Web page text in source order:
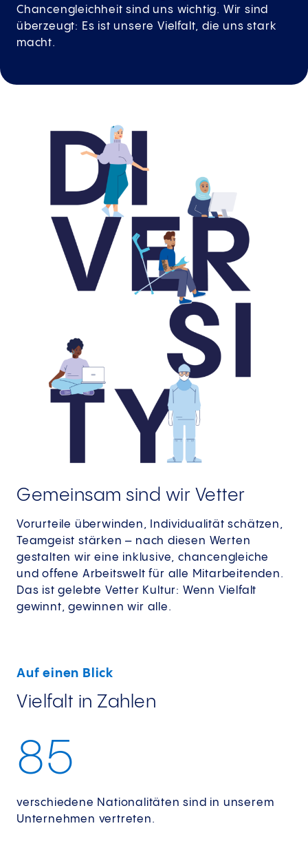
Chancengleichheit sind uns wichtig. Wir sind
überzeugt: Es ist unsere Vielfalt, die uns stark
macht.
Gemeinsam sind wir Vetter
Vorurteile überwinden, Individualität schätzen,
Teamgeist stärken – nach diesen Werten
gestalten wir eine inklusive, chancengleiche
und offene Arbeitswelt für alle Mitarbeitenden.
Das ist gelebte Vetter Kultur: Wenn Vielfalt
gewinnt, gewinnen wir alle.
Auf einen Blick
Vielfalt in Zahlen
85
verschiedene Nationalitäten sind in unserem
Unternehmen vertreten.